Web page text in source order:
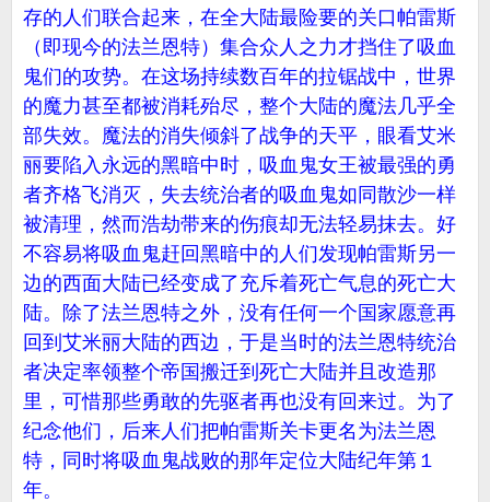
存的人们联合起来，在全大陆最险要的关口帕雷斯
（即现今的法兰恩特）集合众人之力才挡住了吸血
鬼们的攻势。在这场持续数百年的拉锯战中，世界
的魔力甚至都被消耗殆尽，整个大陆的魔法几乎全
部失效。魔法的消失倾斜了战争的天平，眼看艾米
丽要陷入永远的黑暗中时，吸血鬼女王被最强的勇
者齐格飞消灭，失去统治者的吸血鬼如同散沙一样
被清理，然而浩劫带来的伤痕却无法轻易抹去。好
不容易将吸血鬼赶回黑暗中的人们发现帕雷斯另一
边的西面大陆已经变成了充斥着死亡气息的死亡大
陆。除了法兰恩特之外，没有任何一个国家愿意再
回到艾米丽大陆的西边，于是当时的法兰恩特统治
者决定率领整个帝国搬迁到死亡大陆并且改造那
里，可惜那些勇敢的先驱者再也没有回来过。为了
纪念他们，后来人们把帕雷斯关卡更名为法兰恩
特，同时将吸血鬼战败的那年定位大陆纪年第１
年。